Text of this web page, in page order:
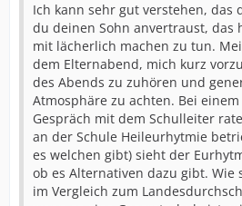
Ich kann sehr gut verstehen, das
du deinen Sohn anvertraust, das
mit lächerlich machen zu tun.
dem Elternabend, mich kurz
des Abends zu zuhören und
Atmosphäre zu achten. Bei
Gespräch mit dem Schulleiter
an der Schule Heileurhytmie
es welchen gibt) sieht der
ob es Alternativen dazu gibt. Wie
im Vergleich zum